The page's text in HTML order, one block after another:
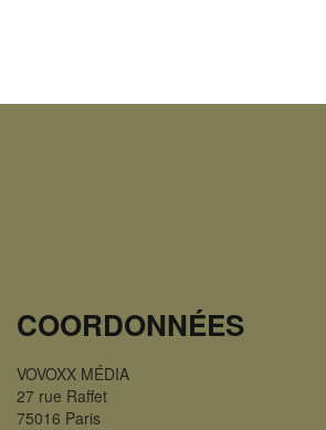
COORDONNÉES
VOVOXX MÉDIA
27 rue Raffet
75016 Paris